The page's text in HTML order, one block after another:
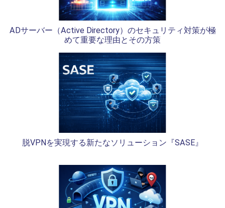
ADサーバー（Active Directory）のセキュリティ対策が極
めて重要な理由とその方策
脱VPNを実現する新たなソリューション『SASE』